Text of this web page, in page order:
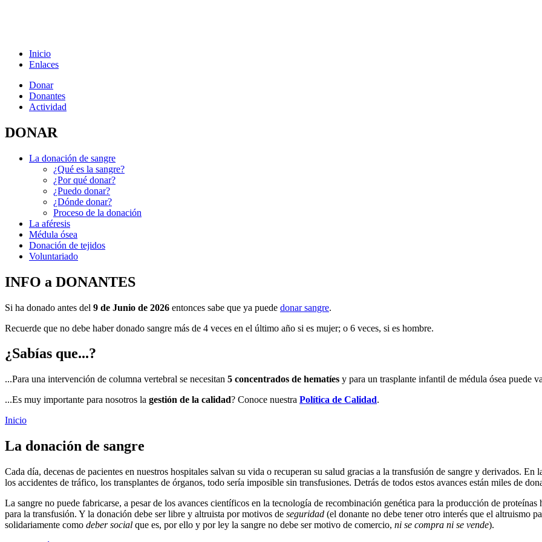
Inicio
Enlaces
Donar
Donantes
Actividad
DONAR
La donación de sangre
¿Qué es la sangre?
¿Por qué donar?
¿Puedo donar?
¿Dónde donar?
Proceso de la donación
La aféresis
Médula ósea
Donación de tejidos
Voluntariado
INFO a DONANTES
Si ha donado antes del 9 de Junio de 2026 entonces sabe que ya puede donar sangre.
Recuerde que no debe haber donado sangre más de 4 veces en el último año si es mujer; o 6 veces, si es hombre.
¿Sabías que...?
...Para una intervención de columna vertebral se necesitan 5 concentrados de hematíes y para un trasplante infantil de médula ósea puede
...Es muy importante para nosotros la gestión de la calidad? Conoce nuestra Política de Calidad.
Inicio
La donación de sangre
Cada día, decenas de pacientes en nuestros hospitales salvan su vida o recuperan su salud gracias a la transfusión de sangre y derivados.
los accidentes de tráfico, los transplantes de órganos, todo sería imposible sin transfusiones. Detrás de todos estos avances están miles de
La sangre no puede fabricarse, a pesar de los avances científicos en la tecnología de recombinación genética para la producción de
para la transfusión. Y la donación debe ser libre y altruista por motivos de seguridad (el donante no debe tener otro interés que el altruismo
solidariamente como deber social que es, por ello y por ley la sangre no debe ser motivo de comercio, ni se compra ni se vende).